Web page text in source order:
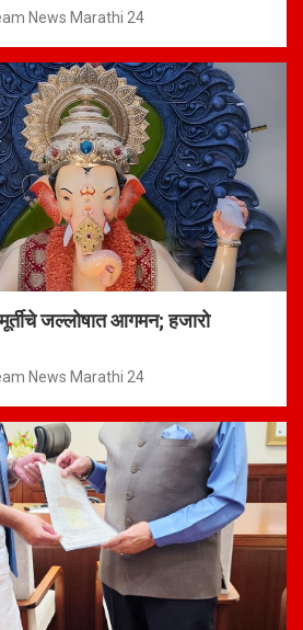
News Marathi 24
जल्लोषात आगमन; हजारो
News Marathi 24